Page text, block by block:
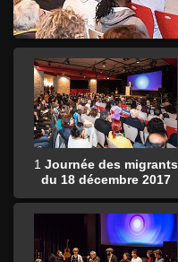
1 Journée des migrants
du 18 décembre 2017